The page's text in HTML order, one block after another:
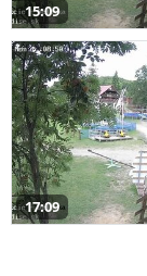
15:09
17:09